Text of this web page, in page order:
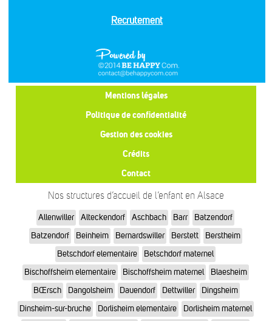
Recrutement
Mentions légales
Politique de confidentialité
Gestion des cookies
Crédits
Contact
Nos structures d’accueil de l’enfant en Alsace
Allenwiller Alteckendorf Aschbach Barr
Batzendorf
Batzendorf
Beinheim Bernardswiller Berstett
Berstheim
Betschdorf elementaire
Betschdorf maternel
Bischoffsheim elementaire
Bischoffsheim maternel
Blaesheim
BŒrsch
Dangolsheim Dauendorf Dettwiller
Dingsheim
Dinsheim-sur-bruche
Dorlisheim elementaire
Dorlisheim maternel